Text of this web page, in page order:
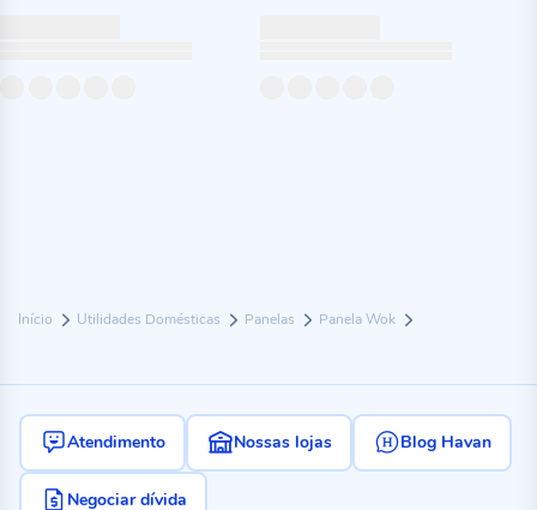
Início Utilidades Domésticas Panelas Panela Wok
Atendimento Nossas lojas Blog Havan
Negociar dívida